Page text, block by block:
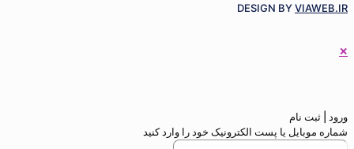
DESIGN BY
یا پست الکترونیک خود را وارد کنید